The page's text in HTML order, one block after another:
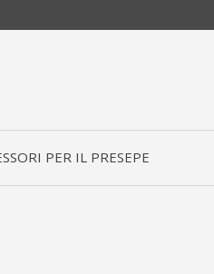
PER IL PRESEPE